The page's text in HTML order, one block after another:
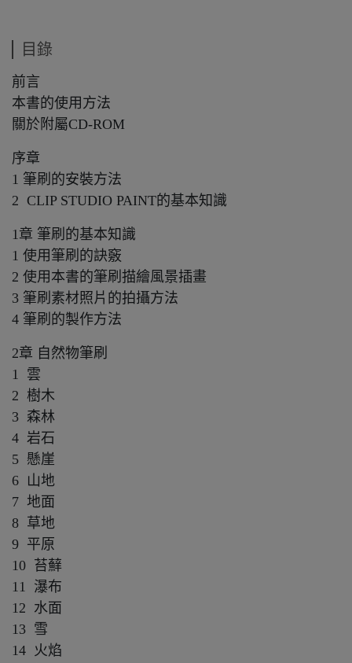
目錄
前言
本書的使用方法
關於附屬CD-ROM
序章
1 筆刷的安裝方法
2 CLIP STUDIO PAINT的基本知識
1章 筆刷的基本知識
1 使用筆刷的訣竅
2 使用本書的筆刷描繪風景插畫
3 筆刷素材照片的拍攝方法
4 筆刷的製作方法
2章 自然物筆刷
1 雲
2 樹木
3 森林
4 岩石
5 懸崖
6 山地
7 地面
8 草地
9 平原
10 苔蘚
11 瀑布
12 水面
13 雪
14 火焰